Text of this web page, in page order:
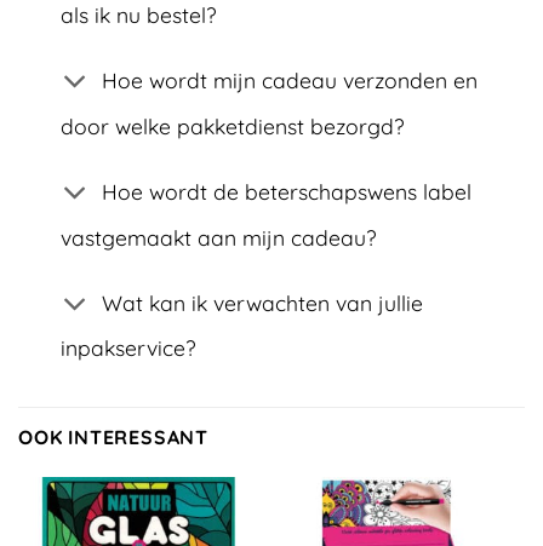
als ik nu bestel?
Hoe wordt mijn cadeau verzonden en
door welke pakketdienst bezorgd?
Hoe wordt de beterschapswens label
vastgemaakt aan mijn cadeau?
Wat kan ik verwachten van jullie
inpakservice?
OOK INTERESSANT